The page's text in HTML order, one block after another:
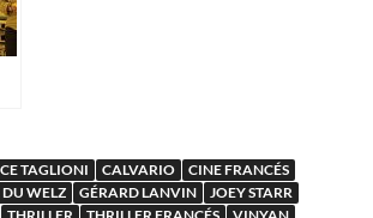
TAGLIONI CALVARIO
CINE FRANCÉS
WELZ GÉRARD LANVIN
JOEY STARR